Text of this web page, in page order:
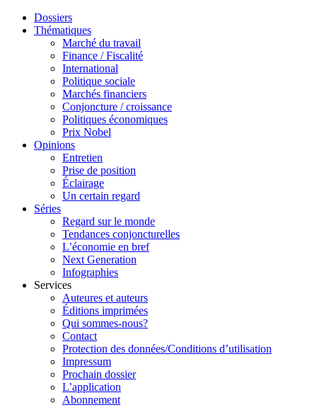
Dossiers
Thématiques
Marché du travail
Finance / Fiscalité
International
Politique sociale
Marchés financiers
Conjoncture / croissance
Politiques économiques
Prix Nobel
Opinions
Entretien
Prise de position
Éclairage
Un certain regard
Séries
Regard sur le monde
Tendances conjoncturelles
L’économie en bref
Next Generation
Infographies
Services
Auteures et auteurs
Éditions imprimées
Qui sommes-nous?
Contact
Protection des données/Conditions d’utilisation
Impressum
Prochain dossier
L’application
Abonnement